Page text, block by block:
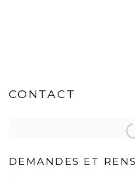
CONTACT
DEMANDES ET